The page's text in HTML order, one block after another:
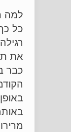
למה
כל
את